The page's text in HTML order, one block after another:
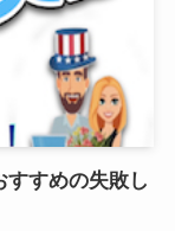
すめの失敗し